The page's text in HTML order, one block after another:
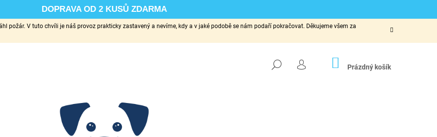
požár. V tuto chvíli je náš provoz prakticky zastavený a nevíme, kdy a v jaké podobě se nám podaří pokračovat. Děkujeme všem za
HLEDAT
PŘIHLÁŠENÍ
NÁKUPNÍ
KOŠÍK
Prázdný košík
HLEDAT
DOPRAVA OD 2 KUSŮ ZDARMA